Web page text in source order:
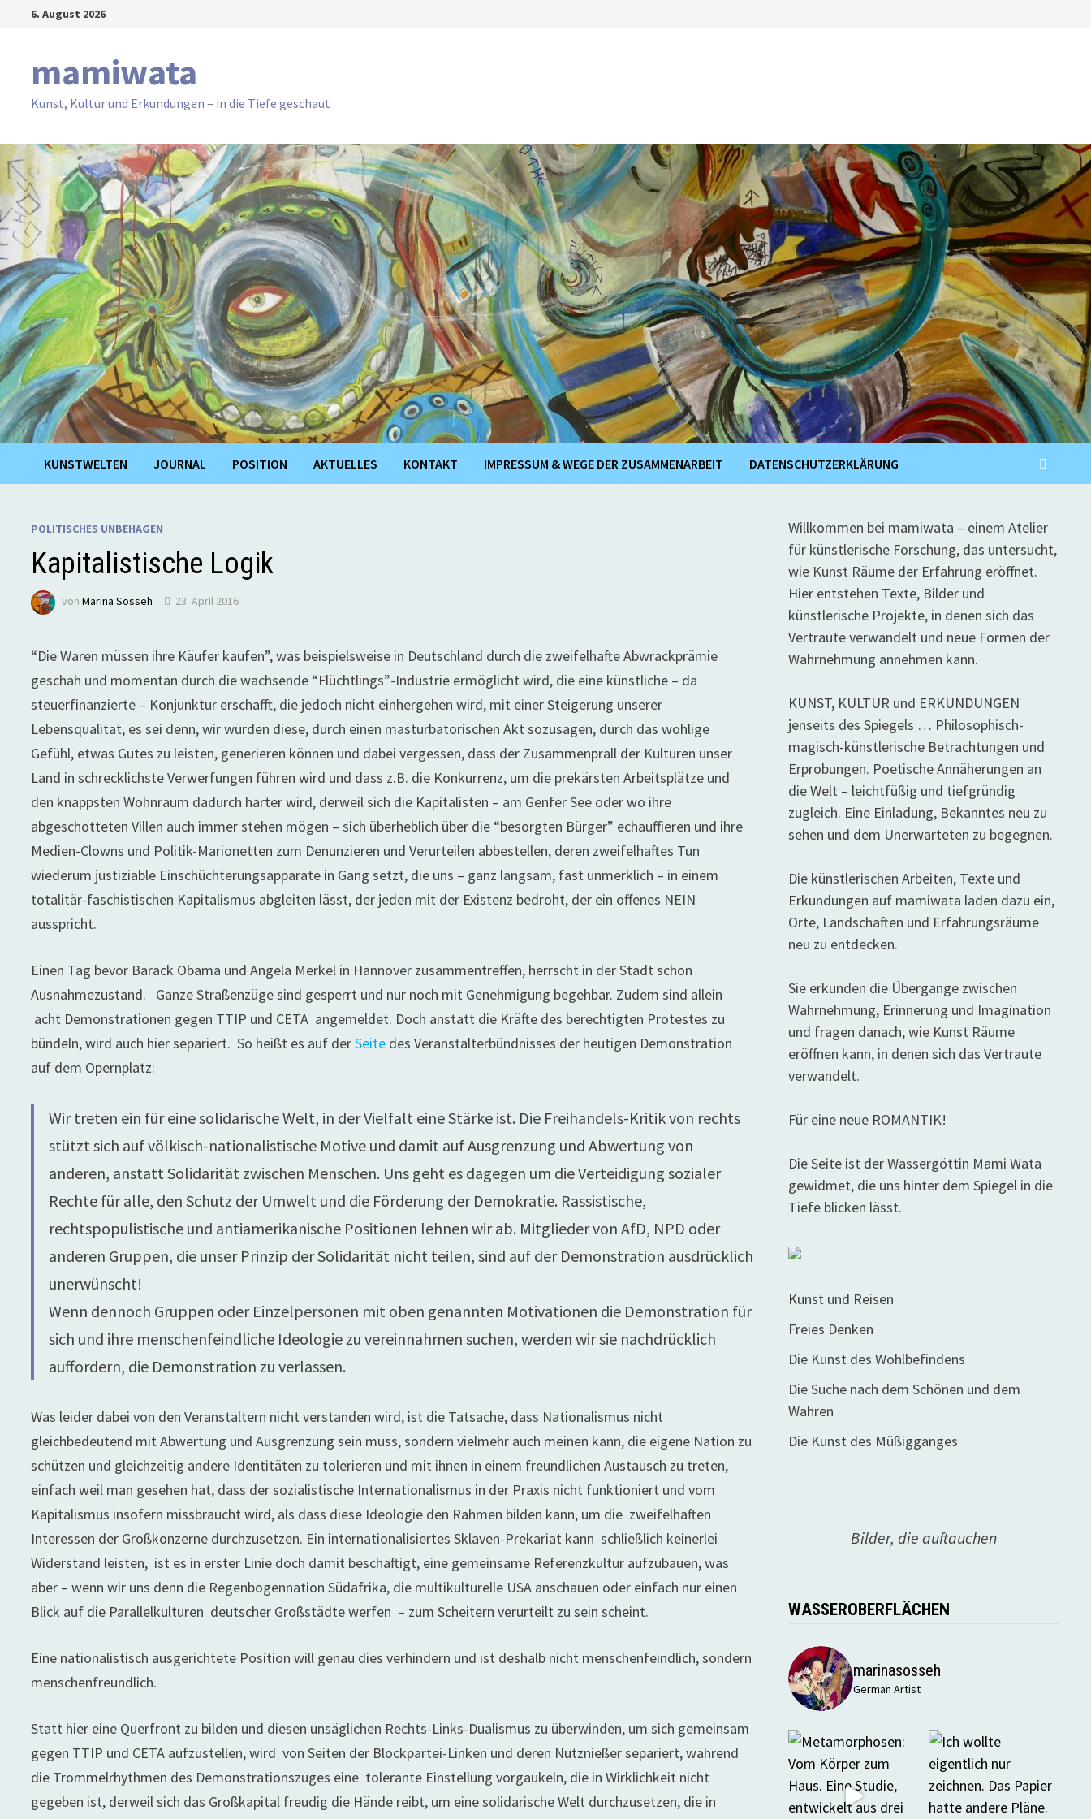
6. August 2026
mamiwata
Kunst, Kultur und Erkundungen – in die Tiefe geschaut
KUNSTWELTEN JOURNAL POSITION AKTUELLES KONTAKT IMPRESSUM & WEGE DER ZUSAMMENARBEIT DATENSCHUTZERKLÄRUNG
POLITISCHES UNBEHAGEN
Kapitalistische Logik
vonMarina Sosseh 23. April 2016
“Die Waren müssen ihre Käufer kaufen”, was beispielsweise in Deutschland durch die zweifelhafte Abwrackprämie
geschah und momentan durch die wachsende “Flüchtlings”-Industrie ermöglicht wird, die eine künstliche – da
steuerfinanzierte – Konjunktur erschafft, die jedoch nicht einhergehen wird, mit einer Steigerung unserer
Lebensqualität, es sei denn, wir würden diese, durch einen masturbatorischen Akt sozusagen, durch das wohlige
Gefühl, etwas Gutes zu leisten, generieren können und dabei vergessen, dass der Zusammenprall der Kulturen unser
Land in schrecklichste Verwerfungen führen wird und dass z.B. die Konkurrenz, um die prekärsten Arbeitsplätze und
den knappsten Wohnraum dadurch härter wird, derweil sich die Kapitalisten – am Genfer See oder wo ihre
abgeschotteten Villen auch immer stehen mögen – sich überheblich über die “besorgten Bürger” echauffieren und ihre
Medien-Clowns und Politik-Marionetten zum Denunzieren und Verurteilen abbestellen, deren zweifelhaftes Tun
wiederum justiziable Einschüchterungsapparate in Gang setzt, die uns – ganz langsam, fast unmerklich – in einem
totalitär-faschistischen Kapitalismus abgleiten lässt, der jeden mit der Existenz bedroht, der ein offenes NEIN
ausspricht.
Einen Tag bevor Barack Obama und Angela Merkel in Hannover zusammentreffen, herrscht in der Stadt schon
Ausnahmezustand. Ganze Straßenzüge sind gesperrt und nur noch mit Genehmigung begehbar. Zudem sind allein
acht Demonstrationen gegen TTIP und CETA angemeldet. Doch anstatt die Kräfte des berechtigten Protestes zu
bündeln, wird auch hier separiert. So heißt es auf derSeite des Veranstalterbündnisses der heutigen Demonstration
auf dem Opernplatz:
Wir treten ein für eine solidarische Welt, in der Vielfalt eine Stärke ist. Die Freihandels-Kritik von rechts
stützt sich auf völkisch-nationalistische Motive und damit auf Ausgrenzung und Abwertung von
anderen, anstatt Solidarität zwischen Menschen. Uns geht es dagegen um die Verteidigung sozialer
Rechte für alle, den Schutz der Umwelt und die Förderung der Demokratie. Rassistische,
rechtspopulistische und antiamerikanische Positionen lehnen wir ab. Mitglieder von AfD, NPD oder
anderen Gruppen, die unser Prinzip der Solidarität nicht teilen, sind auf der Demonstration ausdrücklich
unerwünscht!
Wenn dennoch Gruppen oder Einzelpersonen mit oben genannten Motivationen die Demonstration für
sich und ihre menschenfeindliche Ideologie zu vereinnahmen suchen, werden wir sie nachdrücklich
auffordern, die Demonstration zu verlassen.
Was leider dabei von den Veranstaltern nicht verstanden wird, ist die Tatsache, dass Nationalismus nicht
gleichbedeutend mit Abwertung und Ausgrenzung sein muss, sondern vielmehr auch meinen kann, die eigene Nation zu
schützen und gleichzeitig andere Identitäten zu tolerieren und mit ihnen in einem freundlichen Austausch zu treten,
einfach weil man gesehen hat, dass der sozialistische Internationalismus in der Praxis nicht funktioniert und vom
Kapitalismus insofern missbraucht wird, als dass diese Ideologie den Rahmen bilden kann, um die zweifelhaften
Interessen der Großkonzerne durchzusetzen. Ein internationalisiertes Sklaven-Prekariat kann schließlich keinerlei
Widerstand leisten, ist es in erster Linie doch damit beschäftigt, eine gemeinsame Referenzkultur aufzubauen, was
aber – wenn wir uns denn die Regenbogennation Südafrika, die multikulturelle USA anschauen oder einfach nur einen
Blick auf die Parallelkulturen deutscher Großstädte werfen – zum Scheitern verurteilt zu sein scheint.
Eine nationalistisch ausgerichtete Position will genau dies verhindern und ist deshalb nicht menschenfeindlich, sondern
menschenfreundlich.
Statt hier eine Querfront zu bilden und diesen unsäglichen Rechts-Links-Dualismus zu überwinden, um sich gemeinsam
gegen TTIP und CETA aufzustellen, wird von Seiten der Blockpartei-Linken und deren Nutznießer separiert, während
die Trommelrhythmen des Demonstrationszuges eine tolerante Einstellung vorgaukeln, die in Wirklichkeit nicht
gegeben ist, derweil sich das Großkapital freudig die Hände reibt, um eine solidarische Welt durchzusetzen, die in
Willkommen bei mamiwata – einem Atelier
für künstlerische Forschung, das untersucht,
wie Kunst Räume der Erfahrung eröffnet.
Hier entstehen Texte, Bilder und
künstlerische Projekte, in denen sich das
Vertraute verwandelt und neue Formen der
Wahrnehmung annehmen kann.
KUNST, KULTUR und ERKUNDUNGEN
jenseits des Spiegels … Philosophisch-
magisch-künstlerische Betrachtungen und
Erprobungen. Poetische Annäherungen an
die Welt – leichtfüßig und tiefgründig
zugleich. Eine Einladung, Bekanntes neu zu
sehen und dem Unerwarteten zu begegnen.
Die künstlerischen Arbeiten, Texte und
Erkundungen auf mamiwata laden dazu ein,
Orte, Landschaften und Erfahrungsräume
neu zu entdecken.
Sie erkunden die Übergänge zwischen
Wahrnehmung, Erinnerung und Imagination
und fragen danach, wie Kunst Räume
eröffnen kann, in denen sich das Vertraute
verwandelt.
Für eine neue ROMANTIK!
Die Seite ist der Wassergöttin Mami Wata
gewidmet, die uns hinter dem Spiegel in die
Tiefe blicken lässt.
Kunst und Reisen
Freies Denken
Die Kunst des Wohlbefindens
Die Suche nach dem Schönen und dem
Wahren
Die Kunst des Müßigganges
Bilder, die auftauchen
WASSEROBERFLÄCHEN
marinasosseh
German Artist